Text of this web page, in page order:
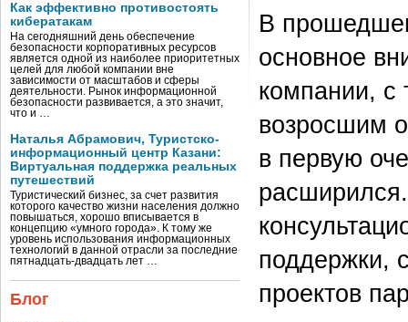
Как эффективно противостоять
кибератакам
На сегодняшний день обеспечение
безопасности корпоративных ресурсов
является одной из наиболее приоритетных
целей для любой компании вне
зависимости от масштабов и сферы
деятельности. Рынок информационной
безопасности развивается, а это значит,
что и …
Наталья Абрамович, Туристско-
информационный центр Казани:
Виртуальная поддержка реальных
путешествий
Туристический бизнес, за счет развития
которого качество жизни населения должно
повышаться, хорошо вписывается в
концепцию «умного города». К тому же
уровень использования информационных
технологий в данной отрасли за последние
пятнадцать-двадцать лет …
Блог
В
основное
компании, с
возросшим
в первую
поддержки,
проектов